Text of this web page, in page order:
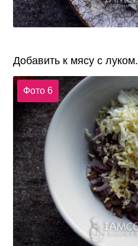
Добавить к мясу с луком.
Фото 6